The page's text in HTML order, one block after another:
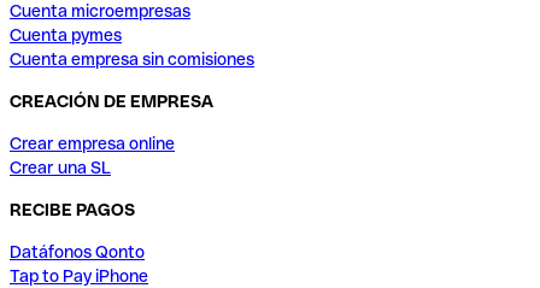
Cuenta microempresas
Cuenta pymes
Cuenta empresa sin comisiones
CREACIÓN DE EMPRESA
Crear empresa online
Crear una SL
RECIBE PAGOS
Datáfonos Qonto
Tap to Pay iPhone